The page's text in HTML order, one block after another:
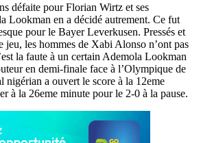
défaite pour Florian Wirtz et ses
Lookman en a décidé autrement. Ce fut
pour le Bayer Leverkusen. Pressés et
jeu, les hommes de Xabi Alonso n’ont pas
la faute à un certain Ademola Lookman
en demi-finale face à l’Olympique de
nigérian a ouvert le score à la 12eme
à la 26eme minute pour le 2-0 à la pause.